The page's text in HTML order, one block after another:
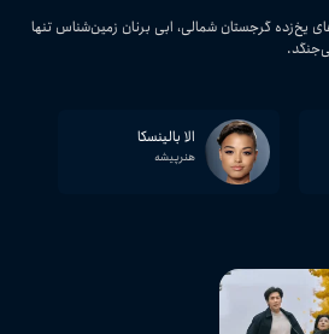
یخ‌زده گرجستان شمالی، ابی برنان زمین‌شناس تنها
الا بالینسکا
هنرپیشه